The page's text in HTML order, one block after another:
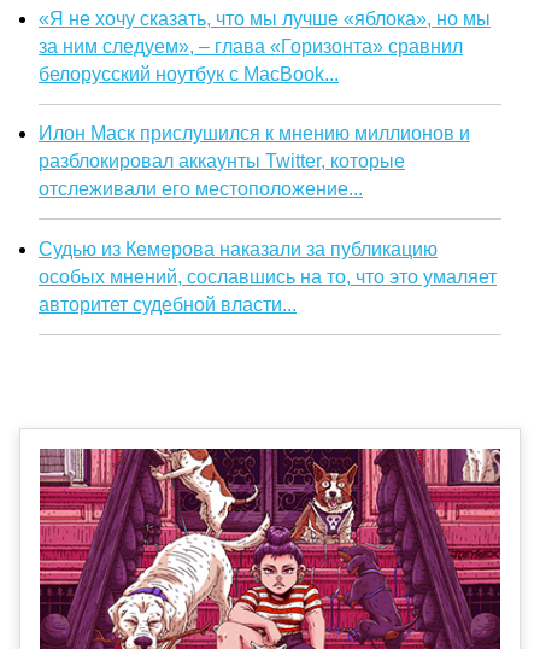
«Я не хочу сказать, что мы лучше «яблока», но мы
за ним следуем», – глава «Горизонта» сравнил
белорусский ноутбук с MacBook...
Илон Маск прислушился к мнению миллионов и
разблокировал аккаунты Twitter, которые
отслеживали его местоположение...
Судью из Кемерова наказали за публикацию
особых мнений, сославшись на то, что это умаляет
авторитет судебной власти...